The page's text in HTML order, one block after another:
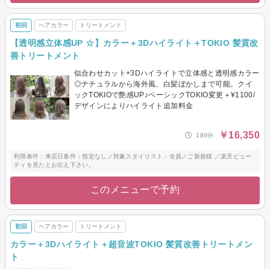
初回 ヘアカラー トリートメント
【透明感立体感UP ☆】カラー＋3Dハイライト＋TOKIO 髪質改
善トリートメント
似合わせカット+3Dハイライトで立体感と透明感カラー
◎ナチュラルから海外風、白髪ぼかしまで可能。クイ
ックTOKIOで艶感UP♪ベーシックTOKIO変更＋¥1100/
デザインによりハイライト追加料金
180分 ￥16,350
利用条件：来店日条件：指定なし／対象スタイリスト：全員／ご新規様 ／楽天ビュー
ティを見たとお伝え下さい。
このメニューで予約
初回 ヘアカラー トリートメント
カラー＋3Dハイライト＋超音波TOKIO 髪質改善トリートメン
ト